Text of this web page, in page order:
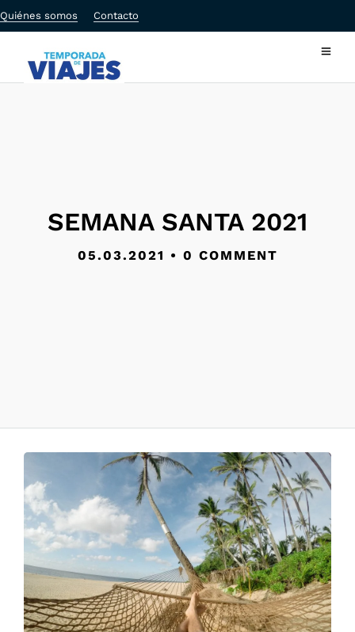
Quiénes somos Contacto
SEMANA SANTA 2021
05.03.2021 • 0 COMMENT